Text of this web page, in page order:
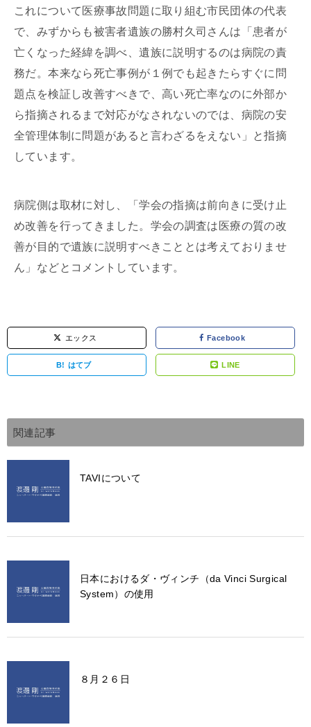
これについて医療事故問題に取り組む市民団体の代表
で、みずからも被害者遺族の勝村久司さんは「患者が
亡くなった経緯を調べ、遺族に説明するのは病院の責
務だ。本来なら死亡事例が１例でも起きたらすぐに問
題点を検証し改善すべきで、高い死亡率なのに外部か
ら指摘されるまで対応がなされないのでは、病院の安
全管理体制に問題があると言わざるをえない」と指摘
しています。
病院側は取材に対し、「学会の指摘は前向きに受け止
め改善を行ってきました。学会の調査は医療の質の改
善が目的で遺族に説明すべきこととは考えておりませ
ん」などとコメントしています。
エックス Facebook
B! はてブ LINE
関連記事
TAVIについて
日本におけるダ・ヴィンチ（da Vinci Surgical
System）の使用
８月２６日